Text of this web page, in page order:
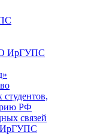
ИрГУПС
РФ
связей
ИрГУПС